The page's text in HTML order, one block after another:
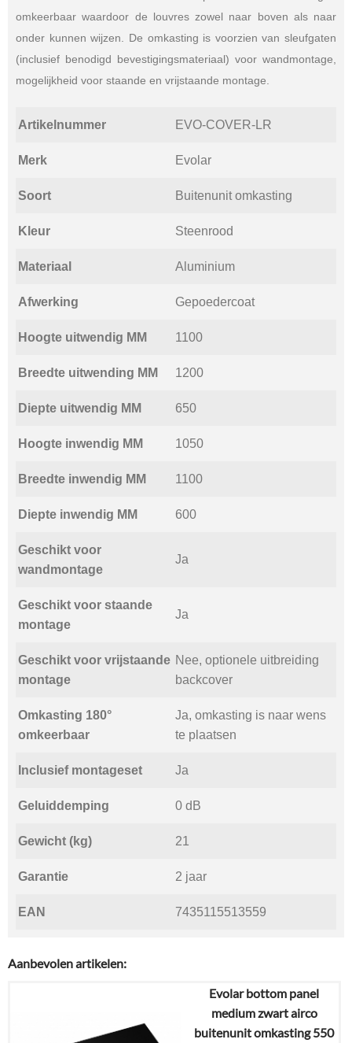
omkeerbaar waardoor de louvres zowel naar boven als naar
onder kunnen wijzen. De omkasting is voorzien van sleufgaten
(inclusief benodigd bevestigingsmateriaal) voor wandmontage,
mogelijkheid voor staande en vrijstaande montage.
Artikelnummer EVO-COVER-LR
Merk Evolar
Soort Buitenunit omkasting
Kleur Steenrood
Materiaal Aluminium
Afwerking Gepoedercoat
Hoogte uitwendig MM 1100
Breedte uitwending MM 1200
Diepte uitwendig MM 650
Hoogte inwendig MM 1050
Breedte inwendig MM 1100
Diepte inwendig MM 600
Geschikt voor
wandmontage
Ja
Geschikt voor staande
montage
Ja
Geschikt voor vrijstaande
montage
Nee, optionele uitbreiding
backcover
Omkasting 180°
omkeerbaar
Ja, omkasting is naar wens
te plaatsen
Inclusief montageset Ja
Geluiddemping 0 dB
Gewicht (kg) 21
Garantie 2 jaar
EAN 7435115513559
Aanbevolen artikelen:
Evolar bottom panel
medium zwart airco
buitenunit omkasting 550